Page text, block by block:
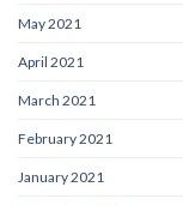
May 2021
April 2021
March 2021
February 2021
January 2021